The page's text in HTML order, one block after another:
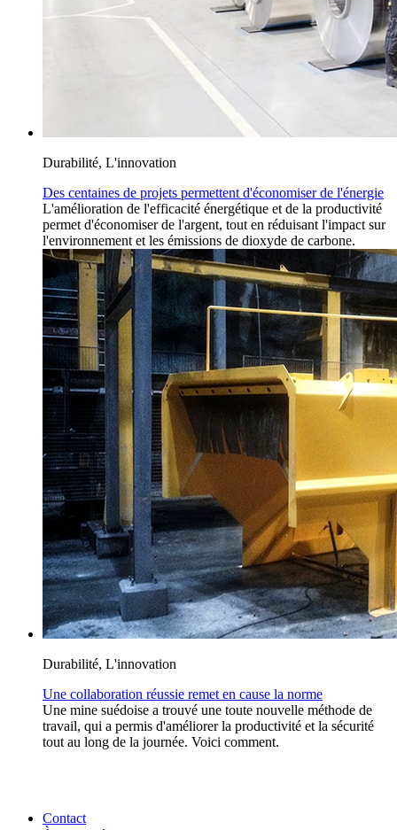
Durabilité, L'innovation
Des centaines de projets permettent d'économiser de l'énergie
L'amélioration de l'efficacité énergétique et de la productivité
permet d'économiser de l'argent, tout en réduisant l'impact sur
l'environnement et les émissions de dioxyde de carbone.
Durabilité, L'innovation
Une collaboration réussie remet en cause la norme
Une mine suédoise a trouvé une toute nouvelle méthode de
travail, qui a permis d'améliorer la productivité et la sécurité
tout au long de la journée. Voici comment.
Contact